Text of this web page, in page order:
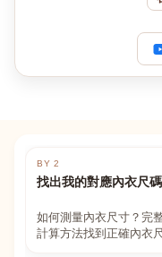
BY 2
找出我的對應內衣尺碼
如何測量內衣尺寸？完
計算方法找到正確內衣